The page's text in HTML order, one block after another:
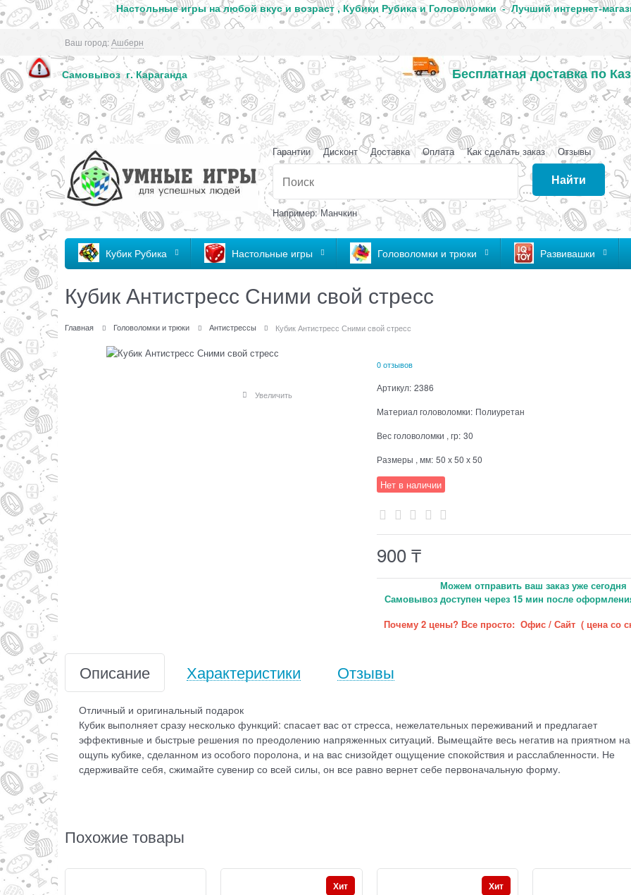
Настольные игры на любой вкус и возраст , Кубики Рубика и Головоломки - Лучший интернет-
Ваш город:Ашберн
Самовывоз г. Караганда Бесплатная доставка по
Гарантии Дисконт Доставка Оплата Как сделать заказ Отзывы
Найти
Например: Манчкин
Кубик Рубика Настольные игры Головоломки и трюки Развивашки
Кубик Антистресс Сними свой стресс
Главная Головоломки и трюки Антистрессы Кубик Антистресс Сними свой стресс
Увеличить
0 отзывов
Артикул: 2386
Материал головоломки: Полиуретан
Вес головоломки , гр: 30
Размеры , мм: 50 х 50 х 50
Нет в наличии
900 ₸
Можем отправить ваш заказ уже сегодня
Самовывоз доступен через 15 мин после
Почему 2 цены? Все просто: Офис / Сайт ( цена со
Описание Характеристики Отзывы
Отличный и оригинальный подарок
Кубик выполняет сразу несколько функций: спасает вас от стресса, нежелательных переживаний и предлагает
эффективные и быстрые решения по преодолению напряженных ситуаций. Вымещайте весь негатив на приятном на
ощупь кубике, сделанном из особого поролона, и на вас снизойдет ощущение спокойствия и расслабленности. Не
сдерживайте себя, сжимайте сувенир со всей силы, он все равно вернет себе первоначальную форму.
Похожие товары
Хит
Хит